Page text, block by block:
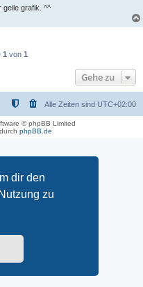
dir den
zu
geile grafik. ^^
1 von 1
Gehe zu
Alle Zeiten sind UTC+02:00
© phpBB Limited
phpBB.de